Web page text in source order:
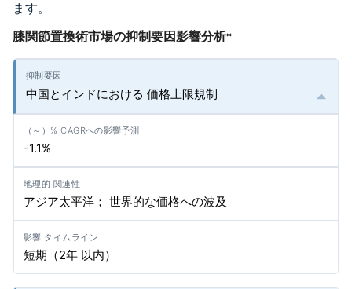
ます。
膝関節置換術市場の抑制要因影響分析*
中国とインドにおける 価格上限規制
-1.1%
アジア太平洋； 世界的な価格への波及
短期（2年 以内）